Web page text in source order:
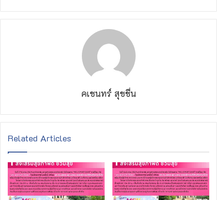
คเชนทร์ สุขชื่น
Related Articles